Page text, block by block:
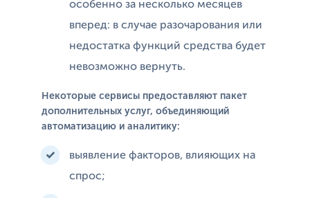
особенно за несколько месяцев
вперед: в случае разочарования или
недостатка функций средства будет
невозможно вернуть.
Некоторые сервисы предоставляют пакет
дополнительных услуг, объединяющий
автоматизацию и аналитику:
выявление факторов, влияющих на
спрос;